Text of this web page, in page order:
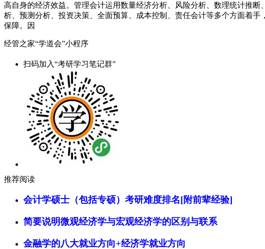
高自身的经济效益。管理会计运用数量经济分析、风险分析、数理统计推
析、预测分析、投资决策、全面预算、成本控制、责任会计等多个方面着
保障。因
经管之家“学道会”小程序
扫码加入“考研学习笔记群”
推荐阅读
会计学硕士（包括专硕）考研难度排名[附前辈经验]
简要说明微观经济学与宏观经济学的区别与联系
金融学的八大就业方向+经济学就业方向